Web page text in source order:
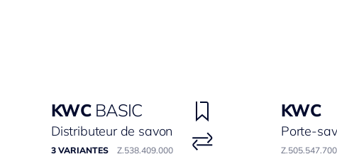
KWC BASIC
Distributeur de savon
3 VARIANTES Z.538.409.000
KWC
Porte-
Z.505.547.700